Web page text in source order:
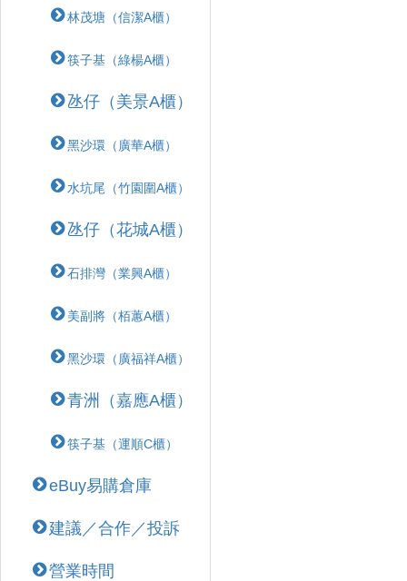
林茂塘（信潔A櫃）
筷子基（綠楊A櫃）
氹仔（美景A櫃）
黑沙環（廣華A櫃）
水坑尾（竹園圍A櫃）
氹仔（花城A櫃）
石排灣（業興A櫃）
美副將（栢蕙A櫃）
黑沙環（廣福祥A櫃）
青洲（嘉應A櫃）
筷子基（運順C櫃）
eBuy易購倉庫
建議／合作／投訴
營業時間